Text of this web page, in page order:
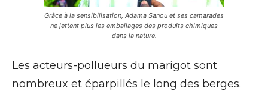
Grâce à la sensibilisation, Adama Sanou et ses camarades
ne jettent plus les emballages des produits chimiques
dans la nature.
Les acteurs-pollueurs du marigot sont
nombreux et éparpillés le long des berges.